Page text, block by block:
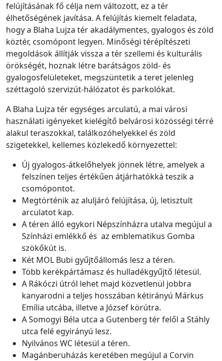
felújításának fő célja nem változott, ez a tér
élhetőségének javítása. A felújítás kiemelt feladata,
hogy a Blaha Lujza tér akadálymentes, gyalogos és zöld
köztér, csomópont legyen. Minőségi térépítészeti
megoldások állítják vissza a tér szellemi és kulturális
örökségét, hoznak létre barátságos zöld- és
gyalogosfelületeket, megszüntetik a teret jelenleg
széttagoló szervizút-hálózatot és parkolókat.
A Blaha Lujza tér egységes arculatú, a mai városi
használati igényeket kielégítő belvárosi közösségi térré
alakul teraszokkal, találkozóhelyekkel és zöld
szigetekkel, kellemes közlekedő környezettel:
Új gyalogos-átkelőhelyek jönnek létre, amelyek a
felszínen teljes értékűen átjárhatókká teszik a
csomópontot.
Megtörténik az aluljáró felújítása, új, letisztult
arculatot kap.
A téren álló egykori Népszínházra utalva megújul a
Színházi emlékkő és az emblematikus Gomba
szökőkút is.
Két MOL Bubi gyűjtőállomás lesz a téren.
Több kerékpártámasz és hulladékgyűjtő létesül.
A Rákóczi útról lehet majd közvetlenül jobbra
kanyarodni a teljes hosszában kétirányú Márkus
Emília utcába, illetve a József körútra.
A Somogyi Béla utca a Gutenberg tér felől a Stáhly
utca felé egyirányú lesz.
Nyilvános WC létesül a téren.
Magánberuházás keretében megújul a Corvin